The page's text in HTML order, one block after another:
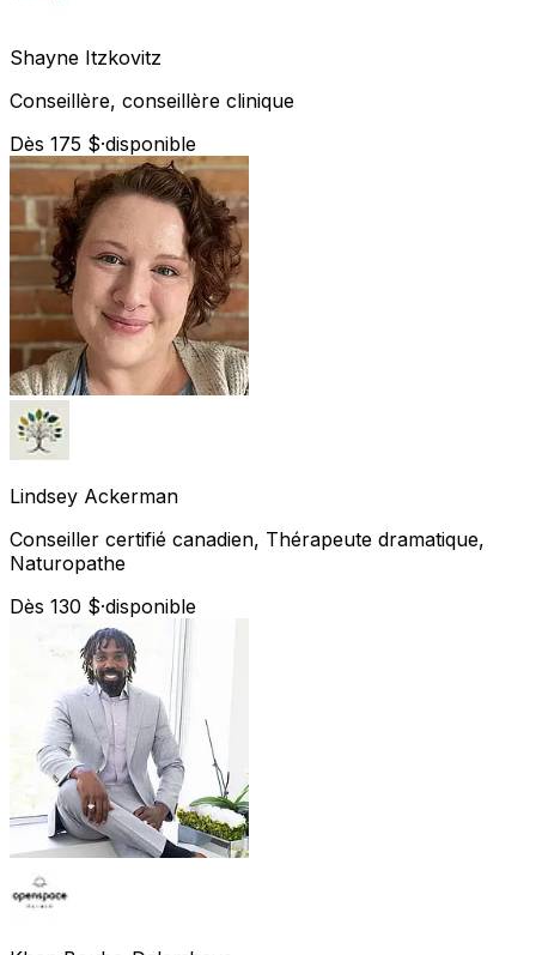
Shayne Itzkovitz
Conseillère, conseillère clinique
Dès 175 $·disponible
Lindsey Ackerman
Conseiller certifié canadien, Thérapeute dramatique,
Naturopathe
Dès 130 $·disponible